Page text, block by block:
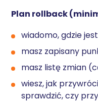
Plan rollback
wiadomo, gdzie
masz zapisany
masz listę zmian
wiesz, jak
sprawdzić, czy